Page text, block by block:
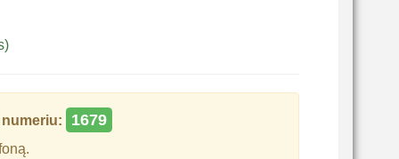
numeriu: 1679